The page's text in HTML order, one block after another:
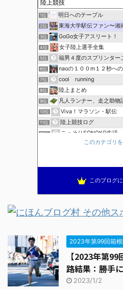
1位 明日へのテーブル
2位 東海大学駅伝ファン〜湘
3位 GoGo女子アスリート！
4位 女子陸上選手全集
5位 福男４度のスプリンター
6位 naoの１００m１２秒へ
7位 cool running
8位 陸上まとめ
9位 凡人ランナー、走之助物
10位 Viva！マラソン・駅伝
11位 陸上競技ログ
12位 こっそりSONOKO生活
海と山と街を駆け抜け
このカテゴリ
このブログ
2023年第99回箱
【2023年第
路結果：勝手
2023/1/2